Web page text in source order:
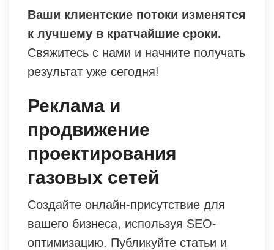
Ваши клиентские потоки изменятся
к лучшему в кратчайшие сроки.
Свяжитесь с нами и начните получать
результат уже сегодня!
Реклама и
продвижение
проектирования
газовых сетей
Создайте онлайн-присутствие для
вашего бизнеса, используя SEO-
оптимизацию. Публикуйте статьи и